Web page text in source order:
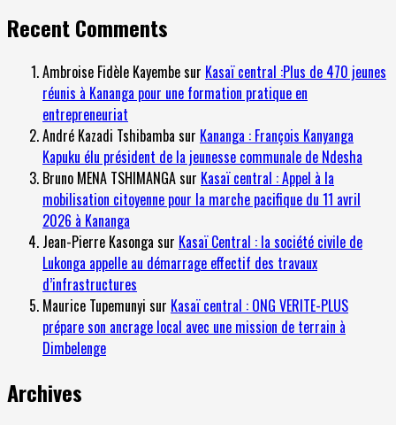
Recent Comments
Ambroise Fidèle Kayembesur Kasaï central :Plus de 470 jeunes
réunis à Kananga pour une formation pratique en
entrepreneuriat
André Kazadi Tshibamba sur Kananga : François Kanyanga
Kapuku élu président de la jeunesse communale de Ndesha
Bruno MENA TSHIMANGAsur Kasaï central : Appel à la
mobilisation citoyenne pour la marche pacifique du 11 avril
2026 à Kananga
Jean-Pierre Kasonga sur Kasaï Central : la société civile de
Lukonga appelle au démarrage effectif des travaux
d’infrastructures
Maurice Tupemunyi sur Kasaï central : ONG VERITE-PLUS
prépare son ancrage local avec une mission de terrain à
Dimbelenge
Archives